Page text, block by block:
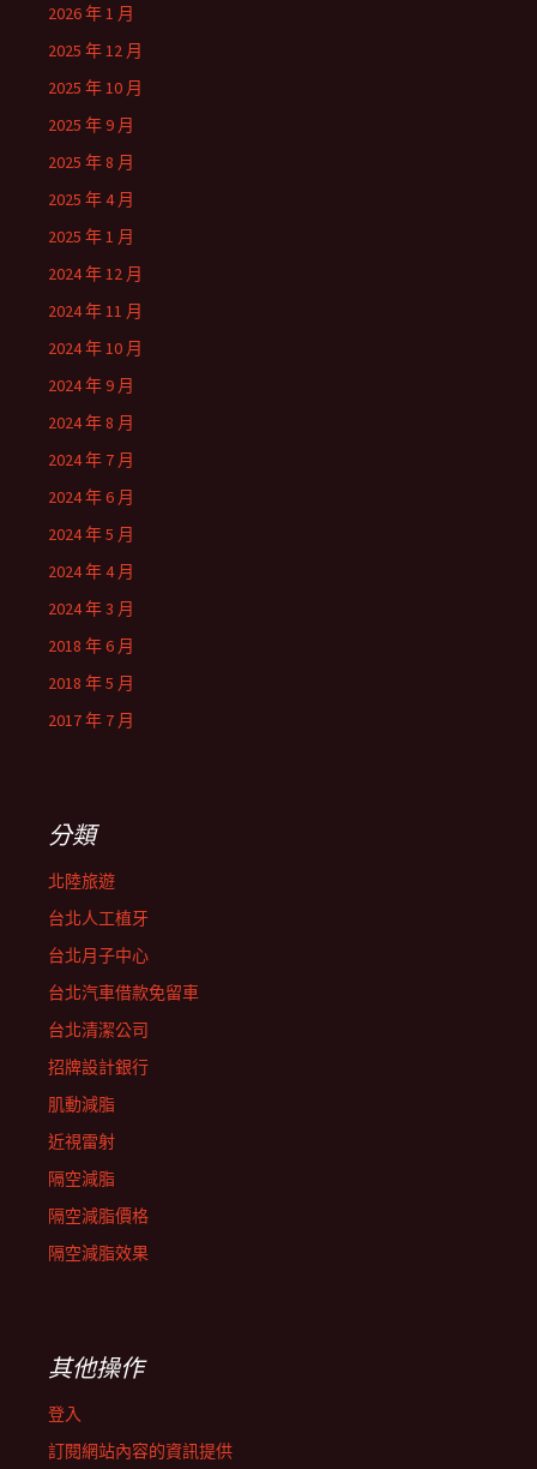
2026 年 1 月
2025 年 12 月
2025 年 10 月
2025 年 9 月
2025 年 8 月
2025 年 4 月
2025 年 1 月
2024 年 12 月
2024 年 11 月
2024 年 10 月
2024 年 9 月
2024 年 8 月
2024 年 7 月
2024 年 6 月
2024 年 5 月
2024 年 4 月
2024 年 3 月
2018 年 6 月
2018 年 5 月
2017 年 7 月
分類
北陸旅遊
台北人工植牙
台北月子中心
台北汽車借款免留車
台北清潔公司
招牌設計銀行
肌動減脂
近視雷射
隔空減脂
隔空減脂價格
隔空減脂效果
其他操作
登入
訂閱網站內容的資訊提供